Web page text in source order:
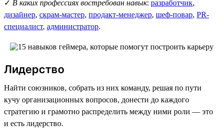
✓ В каких профессиях востребован навык: разработчик,
дизайнер, скрам-мастер, продакт-менеджер, шеф-повар, PR-
специалист, администратор.
Лидерство
Найти союзников, собрать из них команду, решая по пути
кучу организационных вопросов, донести до каждого
стратегию и грамотно распределить между ними роли — это
и есть лидерство.